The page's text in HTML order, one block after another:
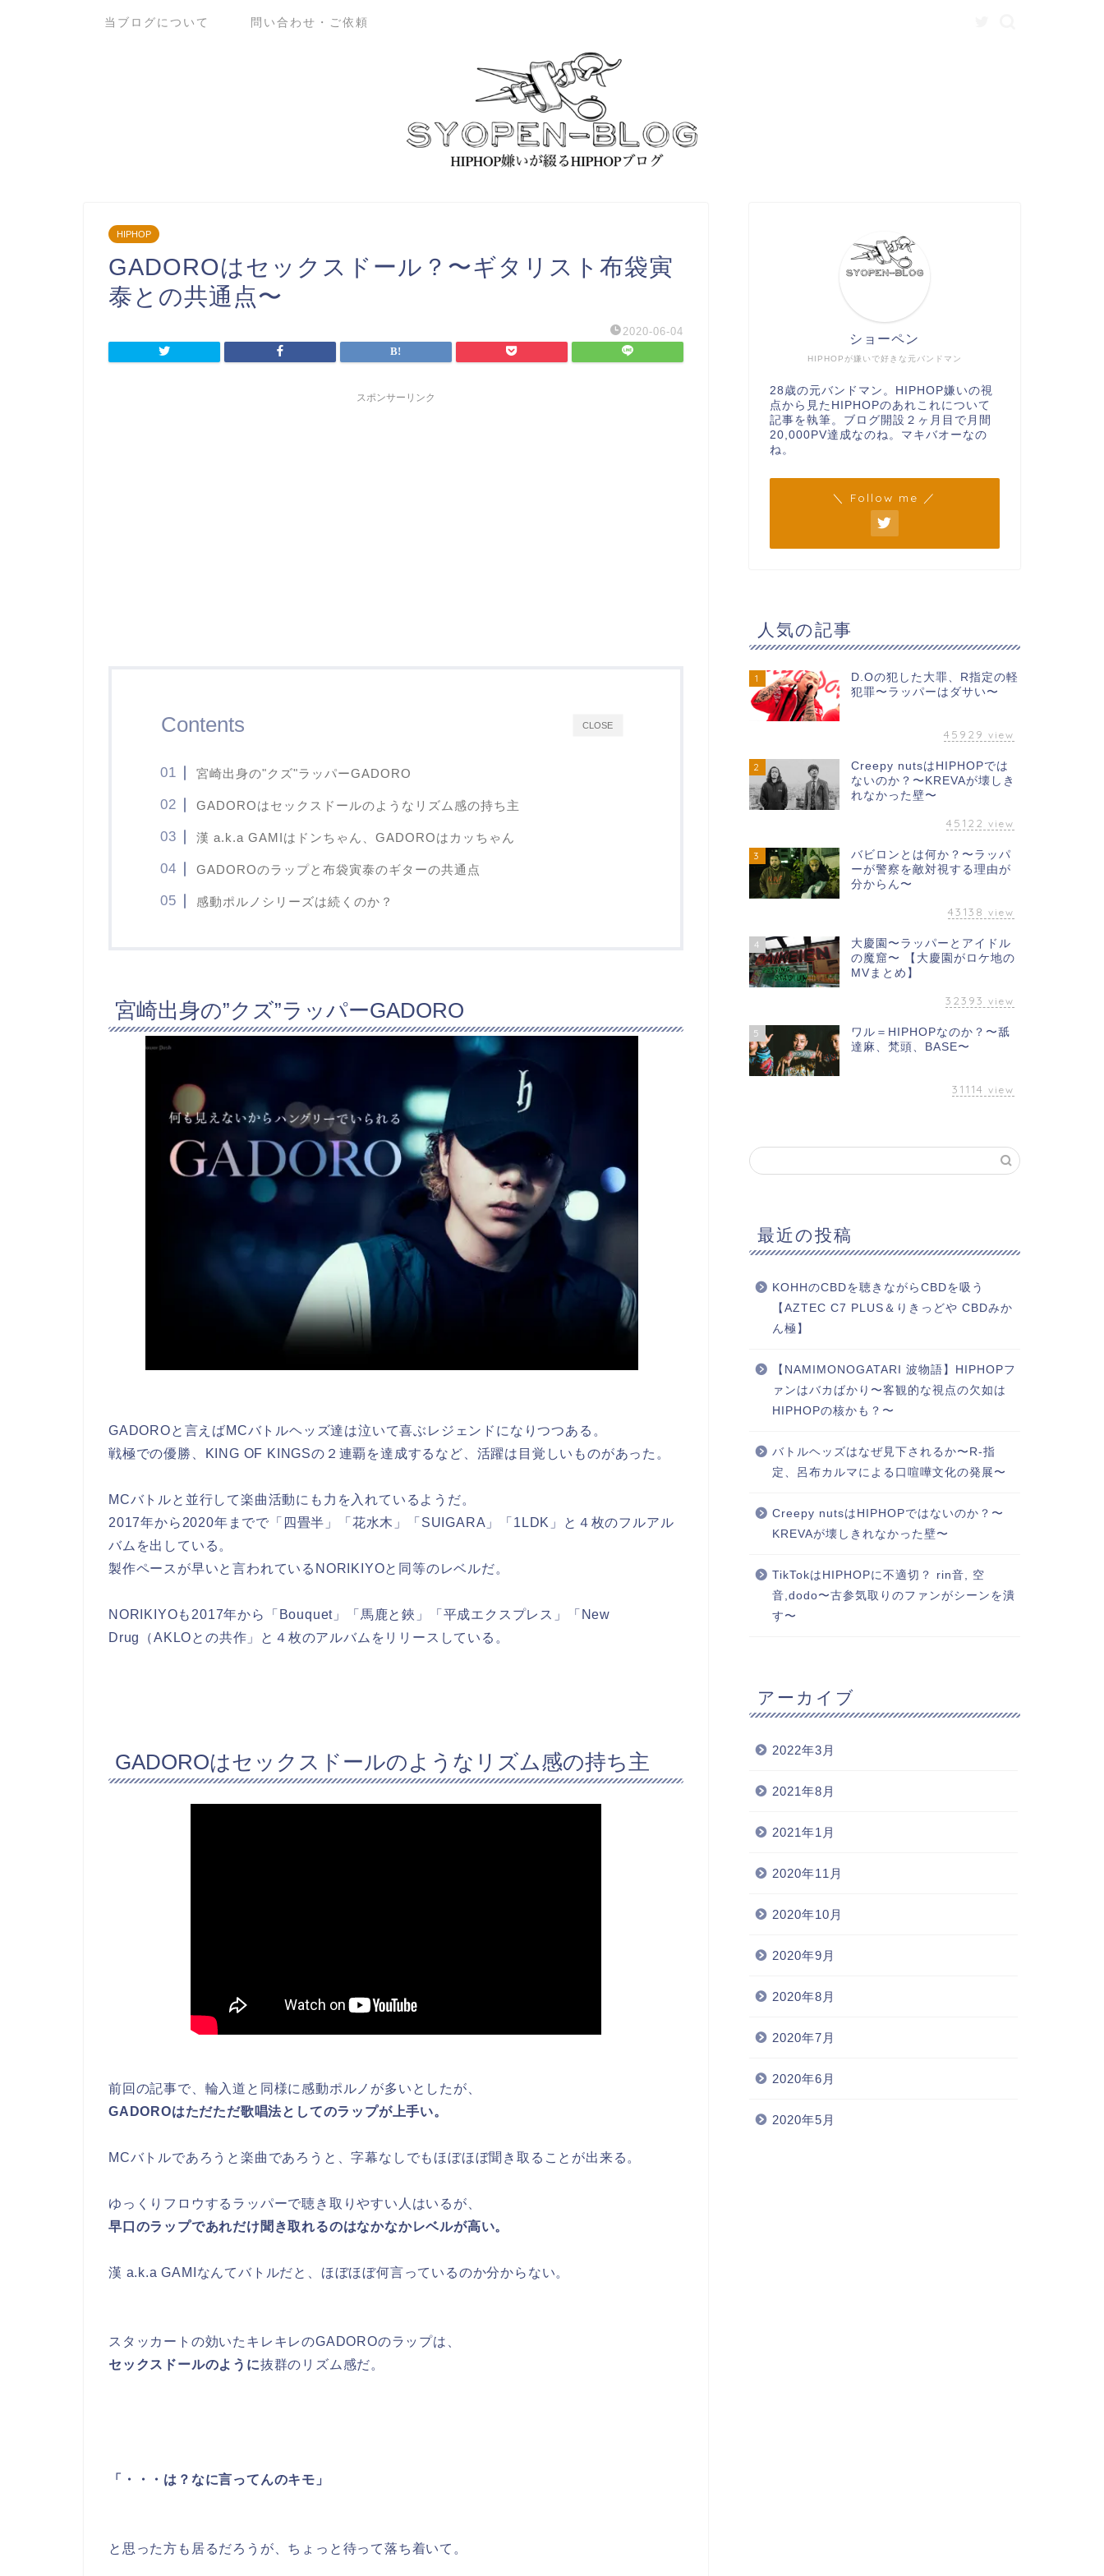
当ブログについて 問い合わせ・ご依頼
HIPHOP
GADOROはセックスドール？〜ギタリスト布袋寅
泰との共通点〜
2020-06-04
スポンサーリンク
CLOSE
Contents
宮崎出身の"クズ"ラッパーGADORO
GADOROはセックスドールのようなリズム感の持ち主
漢 a.k.a GAMIはドンちゃん、GADOROはカッちゃん
GADOROのラップと布袋寅泰のギターの共通点
感動ポルノシリーズは続くのか？
宮崎出身の”クズ”ラッパーGADORO
GADOROと言えばMCバトルヘッズ達は泣いて喜ぶレジェンドになりつつある。
戦極での優勝、KING OF KINGSの２連覇を達成するなど、活躍は目覚しいものがあった。
MCバトルと並行して楽曲活動にも力を入れているようだ。
2017年から2020年までで「四畳半」「花水木」「SUIGARA」「1LDK」と４枚のフルアル
バムを出している。
製作ペースが早いと言われているNORIKIYOと同等のレベルだ。
NORIKIYOも2017年から「Bouquet」「馬鹿と鋏」「平成エクスプレス」「New
Drug（AKLOとの共作」と４枚のアルバムをリリースしている。
GADOROはセックスドールのようなリズム感の持ち主
前回の記事で、輪入道と同様に感動ポルノが多いとしたが、
GADOROはただただ歌唱法としてのラップが上手い。
MCバトルであろうと楽曲であろうと、字幕なしでもほぼほぼ聞き取ることが出来る。
ゆっくりフロウするラッパーで聴き取りやすい人はいるが、
早口のラップであれだけ聞き取れるのはなかなかレベルが高い。
漢 a.k.a GAMIなんてバトルだと、ほぼほぼ何言っているのか分からない。
スタッカートの効いたキレキレのGADOROのラップは、
セックスドールのように抜群のリズム感だ。
「・・・は？なに言ってんのキモ」
と思った方も居るだろうが、ちょっと待って落ち着いて。
HIPHOPが嫌いで好きな元バンドマン
ショーペン
28歳の元バンドマン。HIPHOP嫌いの視
点から見たHIPHOPのあれこれについて
記事を執筆。ブログ開設２ヶ月目で月間
20,000PV達成なのね。マキバオーなの
ね。
＼ Follow me ／
人気の記事
1
D.Oの犯した大罪、R指定の軽
犯罪〜ラッパーはダサい〜
45929 view
2
Creepy nutsはHIPHOPでは
ないのか？〜KREVAが壊しき
れなかった壁〜
45122 view
3
バビロンとは何か？〜ラッパ
ーが警察を敵対視する理由が
分からん〜
43138 view
4
大慶園〜ラッパーとアイドル
の魔窟〜 【大慶園がロケ地の
MVまとめ】
32393 view
5
ワル＝HIPHOPなのか？〜舐
達麻、梵頭、BASE〜
31114 view
最近の投稿
KOHHのCBDを聴きながらCBDを吸う
【AZTEC C7 PLUS＆りきっどや CBDみか
ん極】
【NAMIMONOGATARI 波物語】HIPHOPフ
ァンはバカばかり〜客観的な視点の欠如は
HIPHOPの核かも？〜
バトルヘッズはなぜ見下されるか〜R-指
定、呂布カルマによる口喧嘩文化の発展〜
Creepy nutsはHIPHOPではないのか？〜
KREVAが壊しきれなかった壁〜
TikTokはHIPHOPに不適切？ rin音, 空
音,dodo〜古参気取りのファンがシーンを潰
す〜
アーカイブ
2022年3月
2021年8月
2021年1月
2020年11月
2020年10月
2020年9月
2020年8月
2020年7月
2020年6月
2020年5月